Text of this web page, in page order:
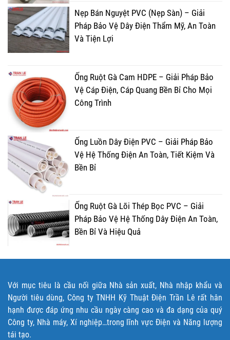
Nẹp Bán Nguyệt PVC (Nẹp Sàn) – Giải
Pháp Bảo Vệ Dây Điện Thẩm Mỹ, An Toàn
Và Tiện Lợi
Ống Ruột Gà Cam HDPE – Giải Pháp Bảo
Vệ Cáp Điện, Cáp Quang Bền Bỉ Cho Mọi
Công Trình
Ống Luồn Dây Điện PVC – Giải Pháp Bảo
Vệ Hệ Thống Điện An Toàn, Tiết Kiệm Và
Bền Bỉ
Ống Ruột Gà Lõi Thép Bọc PVC – Giải
Pháp Bảo Vệ Hệ Thống Dây Điện An Toàn,
Bền Bỉ Và Hiệu Quả
Với mục tiêu là cầu nối giữa Nhà sản xuất, Nhà nhập khẩu và
Người tiêu dùng, Công ty TNHH Kỹ Thuật Điện Trần Lê rất hân
hạnh được đáp ứng nhu cầu ngày càng cao và đa dạng của quý
Công ty, Nhà máy, Xí nghiệp…trong lĩnh vực Điện và Năng lượng
tái tạo.